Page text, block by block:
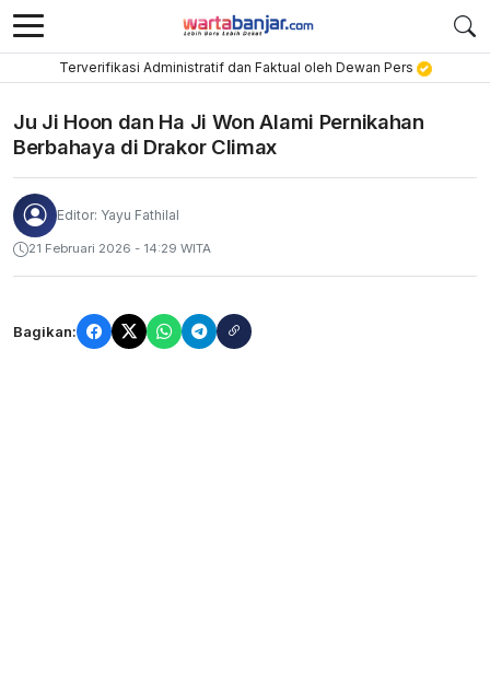
Terverifikasi Administratif dan Faktual oleh Dewan Pers
Ju Ji Hoon dan Ha Ji Won Alami Pernikahan
Berbahaya di Drakor Climax
Editor: Yayu Fathilal
21 Februari 2026 - 14:29 WITA
Bagikan: